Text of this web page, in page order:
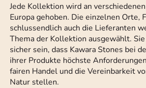
Jede Kollektion wird an
Europa gehoben. Die einzelnen Orte,
schlussendlich auch die Lieferanten
Thema der Kollektion ausgewählt.
sicher sein, dass Kawara Stones bei
ihrer Produkte höchste
fairen Handel und die Vereinbarkeit
Natur stellen.